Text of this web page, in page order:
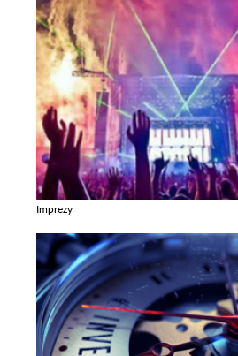
Imprezy